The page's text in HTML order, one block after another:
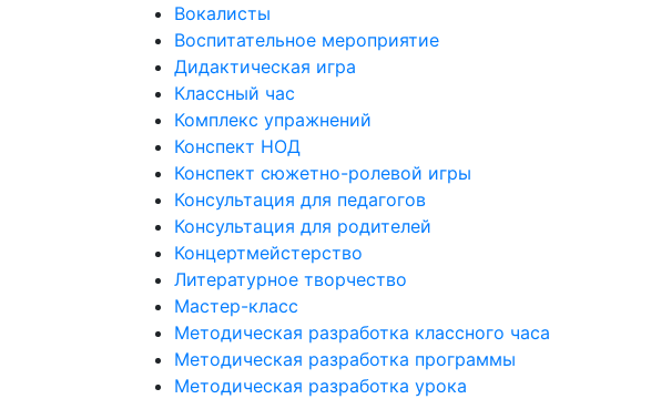
Вокалисты
Воспитательное мероприятие
Дидактическая игра
Классный час
Комплекс упражнений
Конспект НОД
Конспект сюжетно-ролевой игры
Консультация для педагогов
Консультация для родителей
Концертмейстерство
Литературное творчество
Мастер-класс
Методическая разработка классного часа
Методическая разработка программы
Методическая разработка урока